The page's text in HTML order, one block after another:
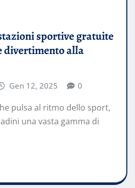
sportive gratuite
divertimento alla
Gen 12, 2025 0
pulsa al ritmo dello sport,
una vasta gamma di